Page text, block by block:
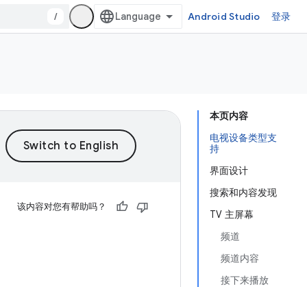
/ Android Studio 登录
本页内容
电视设备类型支
持
界面设计
搜索和内容发现
TV 主屏幕
频道
频道内容
接下来播放
该内容对您有帮助吗？